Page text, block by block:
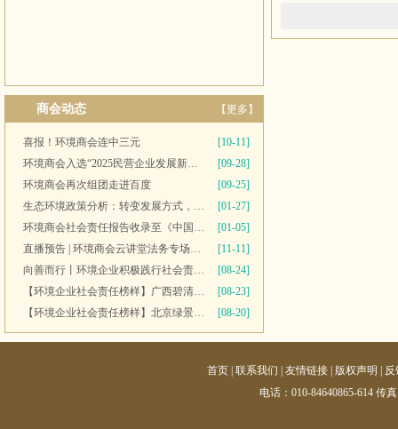
商会动态 【更多】
喜报！环境商会连中三元
[10-11]
环境商会入选“2025民营企业发展新质生产力系列典型案例”
[09-28]
环境商会再次组团走进百度
[09-25]
生态环境政策分析：转变发展方式，推进“双碳”目标
[01-27]
环境商会社会责任报告收录至《中国民营企业社会责任报告》
[01-05]
直播预告 | 环境商会云讲堂法务专场第十一期
[11-11]
向善而行丨环境企业积极践行社会责任 彰显优秀榜样力量
[08-24]
【环境企业社会责任榜样】广西碧清源环保投资有限公司
[08-23]
【环境企业社会责任榜样】北京绿景行科技发展有限公司
[08-20]
首页 |联系我们 |友情链接 版权声明
反
电话：010-84640865-614 传